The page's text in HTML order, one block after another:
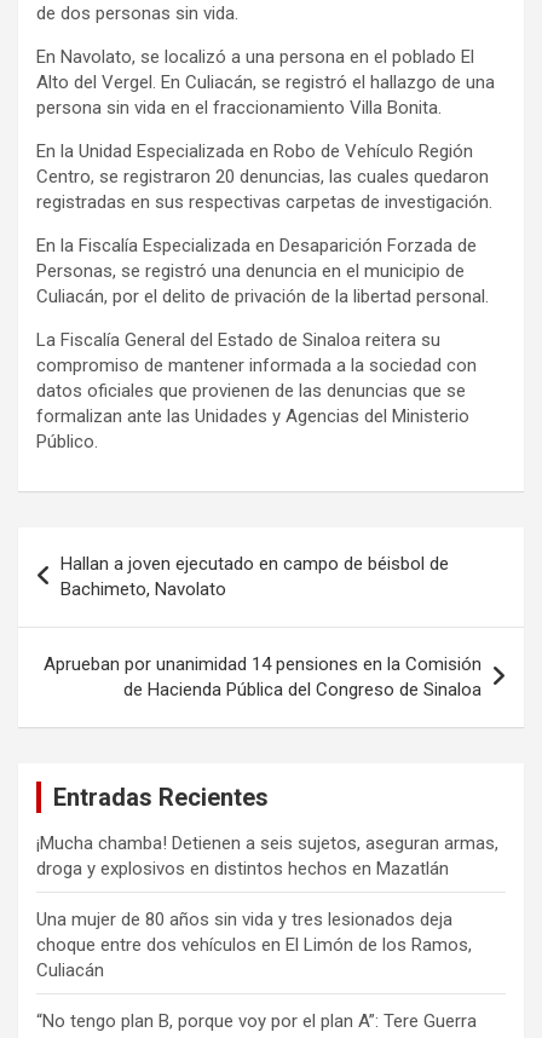
de dos personas sin vida.
En Navolato, se localizó a una persona en el poblado El
Alto del Vergel. En Culiacán, se registró el hallazgo de una
persona sin vida en el fraccionamiento Villa Bonita.
En la Unidad Especializada en Robo de Vehículo Región
Centro, se registraron 20 denuncias, las cuales quedaron
registradas en sus respectivas carpetas de investigación.
En la Fiscalía Especializada en Desaparición Forzada de
Personas, se registró una denuncia en el municipio de
Culiacán, por el delito de privación de la libertad personal.
La Fiscalía General del Estado de Sinaloa reitera su
compromiso de mantener informada a la sociedad con
datos oficiales que provienen de las denuncias que se
formalizan ante las Unidades y Agencias del Ministerio
Público.
de
entradas
Hallan a joven ejecutado en campo de béisbol de
Bachimeto, Navolato
Aprueban por unanimidad 14 pensiones en la Comisión
de Hacienda Pública del Congreso de Sinaloa
Entradas Recientes
¡Mucha chamba! Detienen a seis sujetos, aseguran armas,
droga y explosivos en distintos hechos en Mazatlán
Una mujer de 80 años sin vida y tres lesionados deja
choque entre dos vehículos en El Limón de los Ramos,
Culiacán
“No tengo plan B, porque voy por el plan A”: Tere Guerra